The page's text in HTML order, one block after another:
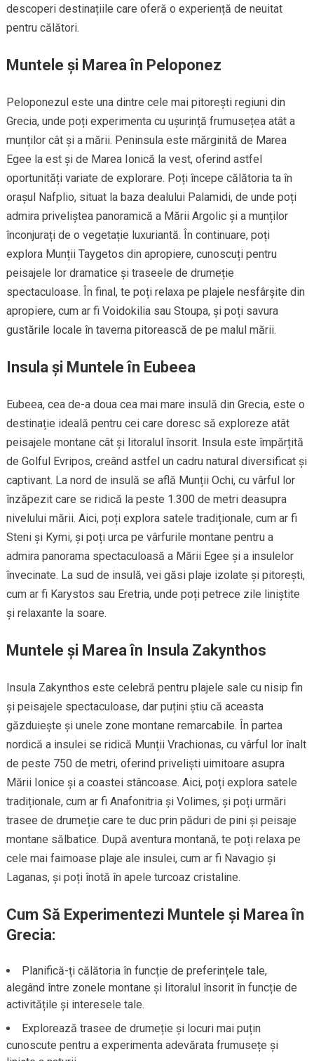
descoperi destinațiile care oferă o experiență de neuitat
pentru călători.
Muntele și Marea în Peloponez
Peloponezul este una dintre cele mai pitorești regiuni din
Grecia, unde poți experimenta cu ușurință frumusețea atât a
munților cât și a mării. Peninsula este mărginită de Marea
Egee la est și de Marea Ionică la vest, oferind astfel
oportunități variate de explorare. Poți începe călătoria ta în
orașul Nafplio, situat la baza dealului Palamidi, de unde poți
admira priveliștea panoramică a Mării Argolic și a munților
înconjurați de o vegetație luxuriantă. În continuare, poți
explora Munții Taygetos din apropiere, cunoscuți pentru
peisajele lor dramatice și traseele de drumeție
spectaculoase. În final, te poți relaxa pe plajele nesfârșite din
apropiere, cum ar fi Voidokilia sau Stoupa, și poți savura
gustările locale în taverna pitorească de pe malul mării.
Insula și Muntele în Eubeea
Eubeea, cea de-a doua cea mai mare insulă din Grecia, este o
destinație ideală pentru cei care doresc să exploreze atât
peisajele montane cât și litoralul însorit. Insula este împărțită
de Golful Evripos, creând astfel un cadru natural diversificat și
captivant. La nord de insulă se află Munții Ochi, cu vârful lor
înzăpezit care se ridică la peste 1.300 de metri deasupra
nivelului mării. Aici, poți explora satele tradiționale, cum ar fi
Steni și Kymi, și poți urca pe vârfurile montane pentru a
admira panorama spectaculoasă a Mării Egee și a insulelor
învecinate. La sud de insulă, vei găsi plaje izolate și pitorești,
cum ar fi Karystos sau Eretria, unde poți petrece zile liniștite
și relaxante la soare.
Muntele și Marea în Insula Zakynthos
Insula Zakynthos este celebră pentru plajele sale cu nisip fin
și peisajele spectaculoase, dar puțini știu că aceasta
găzduiește și unele zone montane remarcabile. În partea
nordică a insulei se ridică Munții Vrachionas, cu vârful lor înalt
de peste 750 de metri, oferind priveliști uimitoare asupra
Mării Ionice și a coastei stâncoase. Aici, poți explora satele
tradiționale, cum ar fi Anafonitria și Volimes, și poți urmări
trasee de drumeție care te duc prin păduri de pini și peisaje
montane sălbatice. După aventura montană, te poți relaxa pe
cele mai faimoase plaje ale insulei, cum ar fi Navagio și
Laganas, și poți înotă în apele turcoaz cristaline.
Cum Să Experimentezi Muntele și Marea în
Grecia:
Planifică-ți călătoria în funcție de preferințele tale,
alegând între zonele montane și litoralul însorit în funcție de
activitățile și interesele tale.
Explorează trasee de drumeție și locuri mai puțin
cunoscute pentru a experimenta adevărata frumusețe și